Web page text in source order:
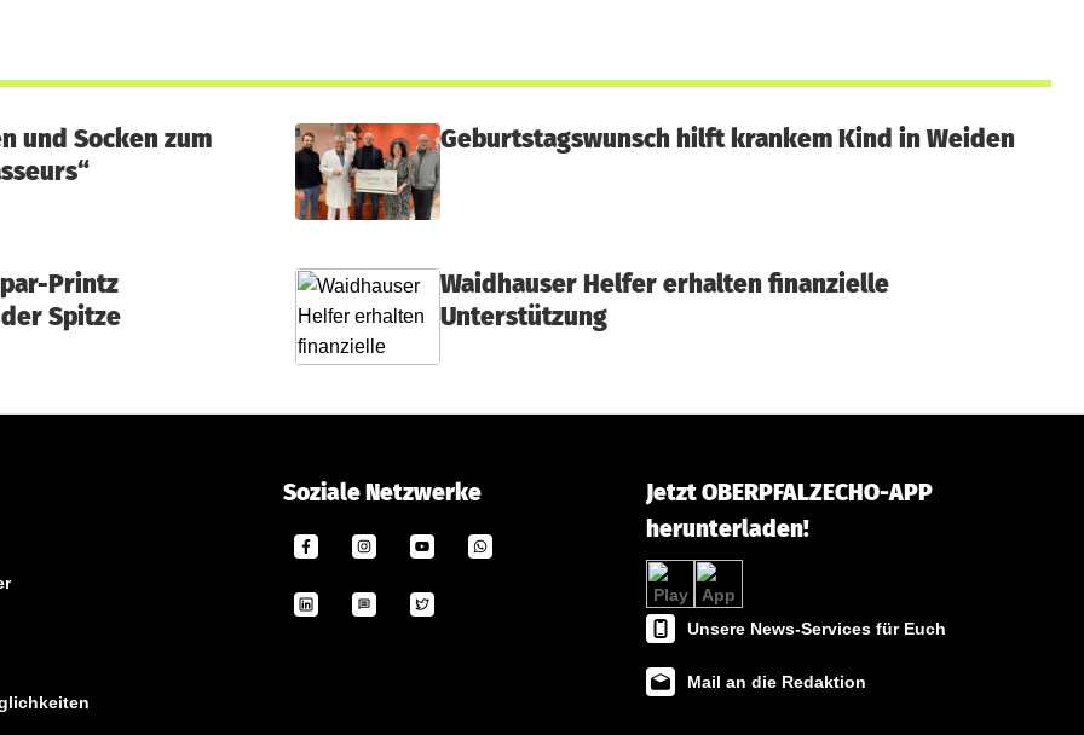
und Socken zum
Geburtstagswunsch hilft krankem Kind in Weiden
Printz
Spitze
Waidhauser Helfer erhalten finanzielle
Unterstützung
Soziale Netzwerke
Jetzt OBERPFALZECHO-APP
herunterladen!
Unsere News-Services für Euch
Mail an die Redaktion